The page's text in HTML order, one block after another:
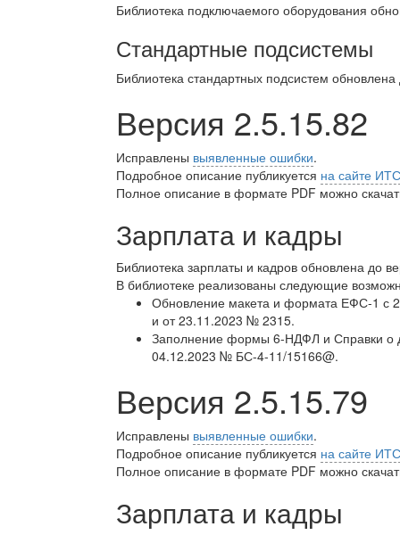
Библиотека подключаемого оборудования
Стандартные подсистемы
Библиотека стандартных подсистем
Версия 2.5.15.82
Исправлены выявленные ошибки.
Подробное описание публикуется на сайте ИТС
Полное описание в формате PDF можно
Зарплата и кадры
Библиотека зарплаты и кадров обновлена до
В библиотеке реализованы следующие
Обновление макета и формата ЕФС-1 с
и от 23.11.2023 № 2315.
Заполнение формы 6-НДФЛ и Справки о
04.12.2023 № БС-4-11/15166@.
Версия 2.5.15.79
Исправлены выявленные ошибки.
Подробное описание публикуется на сайте ИТС
Полное описание в формате PDF можно
Зарплата и кадры